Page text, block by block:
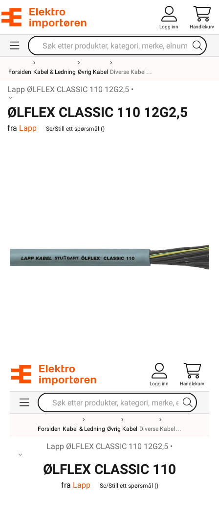
Logg inn Handlekurv
Forsiden Kabel & Ledning Øvrig Kabel Diverse Kabel
Lapp ØLFLEX CLASSIC 110 12G2,5 •
ØLFLEX CLASSIC 110 12G2,5
fra Lapp Se/Still ett spørsmål ()
Logg inn Handlekurv
Forsiden Kabel & Ledning Øvrig Kabel Diverse Kabel
Lapp ØLFLEX CLASSIC 110 12G2,5 •
ØLFLEX CLASSIC 110
12G2,5
fra Lapp Se/Still ett spørsmål ()